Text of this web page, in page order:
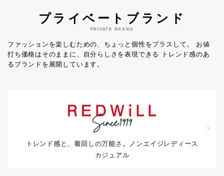
プライベートブランド
PRIVATE BRAND
ファッションを楽しむための、ちょっと個性をプラスして。
お値
打ち価格はそのままに、自分らしさを表現できる
トレンド感のあ
るブランドを展開しています。
トレンド感と、着回しの万能さ。
ノンエイジレディース
カジュアル